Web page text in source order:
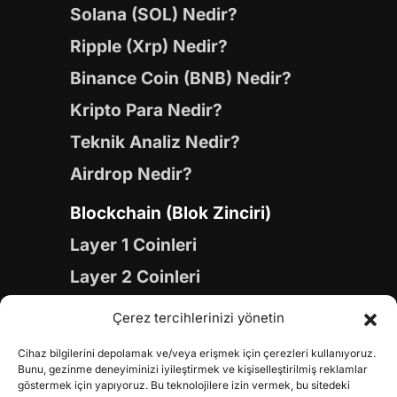
Çerez tercihlerinizi yönetin
Cihaz bilgilerini depolamak ve/veya erişmek için çerezleri kullanıyoruz.
Bunu, gezinme deneyiminizi iyileştirmek ve kişiselleştirilmiş reklamlar
göstermek için yapıyoruz. Bu teknolojilere izin vermek, bu sitedeki
Solana (SOL) Nedir?
Ripple (Xrp) Nedir?
Binance Coin (BNB) Nedir?
Kripto Para Nedir?
Teknik Analiz Nedir?
Airdrop Nedir?
Blockchain (Blok Zinciri)
Layer 1 Coinleri
Layer 2 Coinleri
Yapay Zeka (AI) Coinleri
Gaming Coinleri